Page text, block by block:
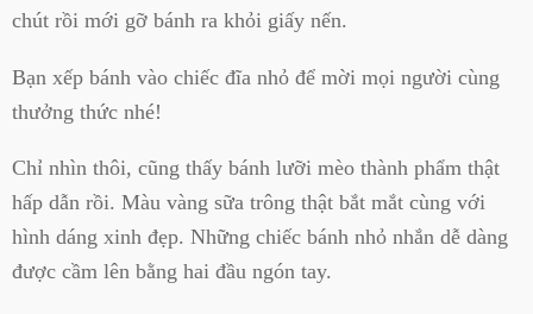
chút rồi mới gỡ bánh ra khỏi giấy nến.
Bạn xếp bánh vào chiếc đĩa nhỏ để mời mọi người cùng
thưởng thức nhé!
Chỉ nhìn thôi, cũng thấy bánh lưỡi mèo thành phẩm thật
hấp dẫn rồi. Màu vàng sữa trông thật bắt mắt cùng với
hình dáng xinh đẹp. Những chiếc bánh nhỏ nhắn dễ dàng
được cầm lên bằng hai đầu ngón tay.